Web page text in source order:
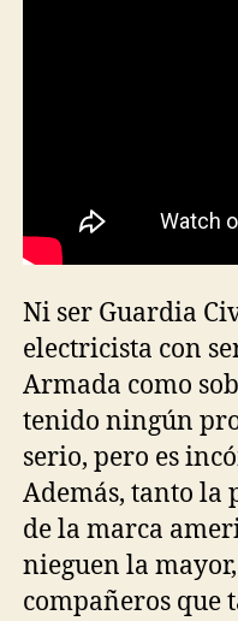
Ni ser Guardia
electricista con
Armada como
tenido ningún
serio, pero es
Además, tanto la
de la marca
nieguen la
compañeros que